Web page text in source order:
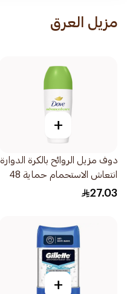
مزيل العرق
+
دوف مزيل الروائح بالكرة الدوارة
انتعاش الاستحمام حماية 48
ساعة 50مل
27.03
+